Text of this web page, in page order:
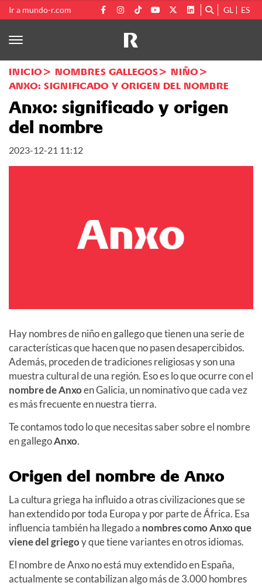
Ir a mundo-r.com GL ES
INICIO NOMBRES GALLEGOS
NIÑO
ANXO: SIGNIFICADO Y ORIGEN DEL NOMBRE
Anxo: significado y origen
del nombre
2023-12-21 11:12
Hay nombres de niño en gallego que tienen una serie de
características que hacen que no pasen desapercibidos.
Además, proceden de tradiciones religiosas y son una
muestra cultural de una región. Eso es lo que ocurre con el
nombre de Anxoen Galicia, un nominativo que cada vez
es más frecuente en nuestra tierra.
Te contamos todo lo que necesitas saber sobre el nombre
en gallegoAnxo.
Origen del nombre de Anxo
La cultura griega ha influido a otras civilizaciones que se
han extendido por toda Europa y por parte de África. Esa
influencia también ha llegado a nombres como Anxo que
viene del griegoy que tiene variantes en otros idiomas.
El nombre de Anxo no está muy extendido en España,
actualmente se contabilizan algo más de 3.000 hombres